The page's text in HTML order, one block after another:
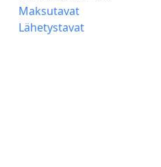
Maksutavat
Lähetystavat